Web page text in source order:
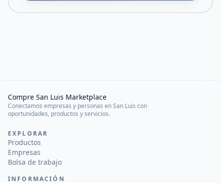
Compre San Luis Marketplace
Conectamos empresas y personas en San Luis con
oportunidades, productos y servicios.
EXPLORAR
Productos
Empresas
Bolsa de trabajo
INFORMACIÓN